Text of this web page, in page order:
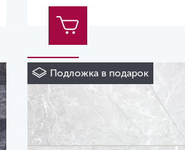
Подложка в подарок